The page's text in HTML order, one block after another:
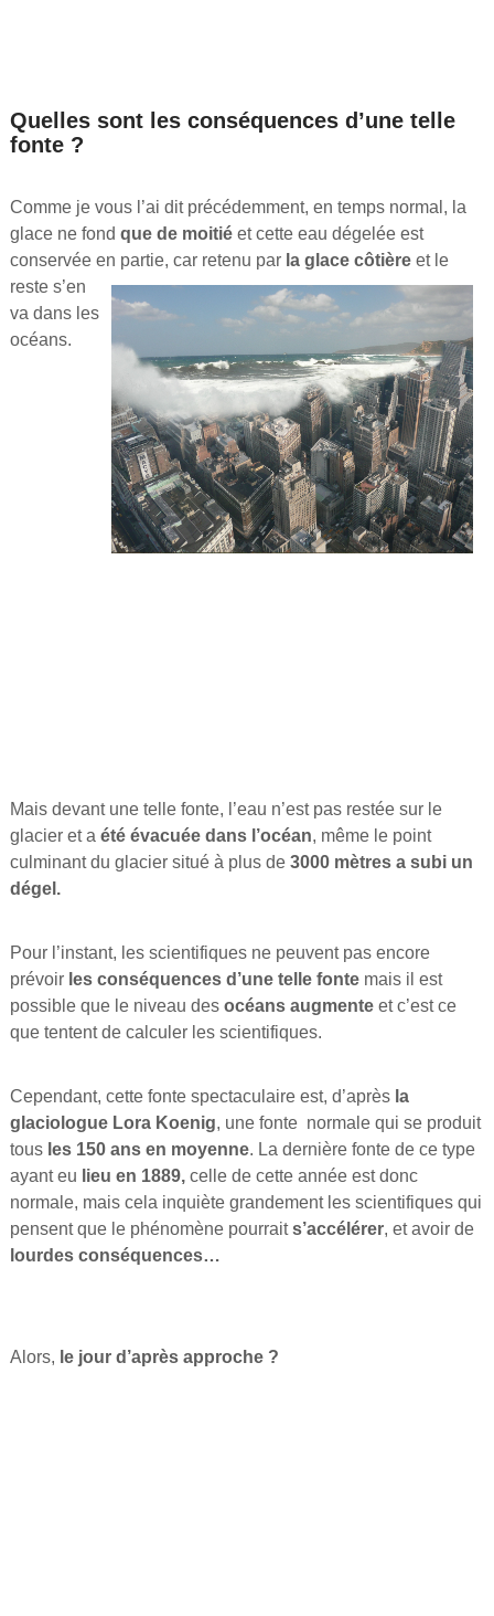
Quelles sont les conséquences d’une telle
fonte ?
Comme je vous l’ai dit précédemment, en temps normal, la
glace ne fond que de moitié et cette eau dégelée est
conservée en partie, carretenu parla glace côtièreet le
reste s’en
va dans les
océans.
Mais devant une telle fonte, l’eau n’est pas restée sur le
glacier et a été évacuée dans l’océan, même le point
culminant du glacier situé à plus de3000 mètres a subi un
dégel.
Pour l’instant, les scientifiques ne peuvent pas encore
prévoirles conséquences d’une telle fontemais il est
possible que le niveau desocéans augmente et c’est ce
que tentent de calculer les scientifiques.
Cependant, cette fonte spectaculaire est, d’aprèsla
glaciologue Lora Koenig, une fonte normale qui se produit
tousles 150 ans en moyenne. La dernière fonte de ce type
ayant eu lieu en 1889, celle de cette année est donc
normale, mais cela inquiète grandement les scientifiques qui
pensent que le phénomène pourraits’accélérer, et avoir de
lourdes conséquences…
Alors, le jour d’après approche ?